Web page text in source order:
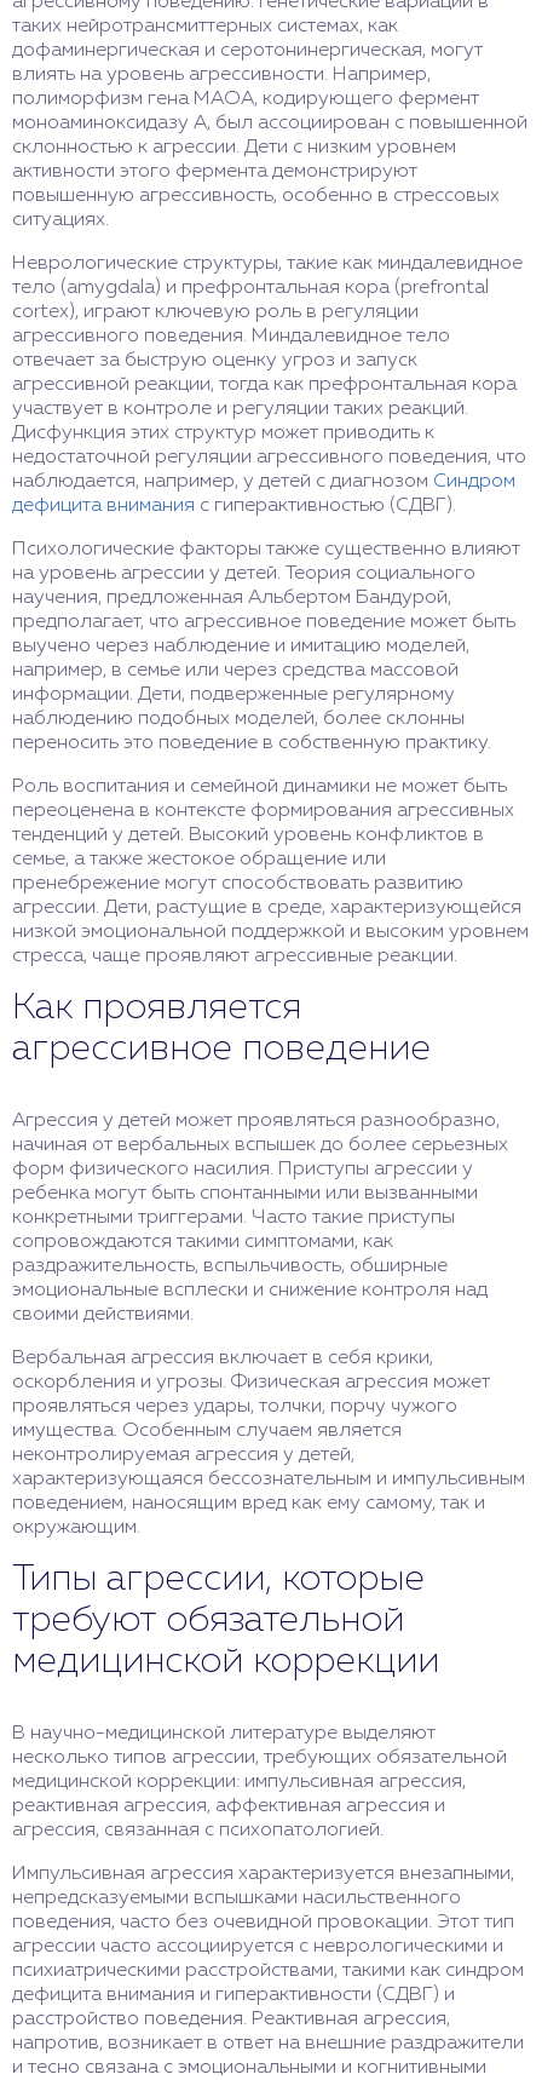
таких нейротрансмиттерных системах, как
дофаминергическая и серотонинергическая, могут
влиять на уровень агрессивности. Например,
полиморфизм гена MAOA, кодирующего фермент
моноаминоксидазу А, был ассоциирован с повышенной
склонностью к агрессии. Дети с низким уровнем
активности этого фермента демонстрируют
повышенную агрессивность, особенно в стрессовых
ситуациях.
Неврологические структуры, такие как миндалевидное
тело (amygdala) и префронтальная кора (prefrontal
cortex), играют ключевую роль в регуляции
агрессивного поведения. Миндалевидное тело
отвечает за быструю оценку угроз и запуск
агрессивной реакции, тогда как префронтальная кора
участвует в контроле и регуляции таких реакций.
Дисфункция этих структур может приводить к
недостаточной регуляции агрессивного поведения, что
наблюдается, например, у детей с диагнозом Синдром
дефицита внимания с гиперактивностью (СДВГ).
Психологические факторы также существенно влияют
на уровень агрессии у детей. Теория социального
научения, предложенная Альбертом Бандурой,
предполагает, что агрессивное поведение может быть
выучено через наблюдение и имитацию моделей,
например, в семье или через средства массовой
информации. Дети, подверженные регулярному
наблюдению подобных моделей, более склонны
переносить это поведение в собственную практику.
Роль воспитания и семейной динамики не может быть
переоценена в контексте формирования агрессивных
тенденций у детей. Высокий уровень конфликтов в
семье, а также жестокое обращение или
пренебрежение могут способствовать развитию
агрессии. Дети, растущие в среде, характеризующейся
низкой эмоциональной поддержкой и высоким уровнем
стресса, чаще проявляют агрессивные реакции.
Как проявляется
агрессивное поведение
Агрессия у детей может проявляться разнообразно,
начиная от вербальных вспышек до более серьезных
форм физического насилия. Приступы агрессии у
ребенка могут быть спонтанными или вызванными
конкретными триггерами. Часто такие приступы
сопровождаются такими симптомами, как
раздражительность, вспыльчивость, обширные
эмоциональные всплески и снижение контроля над
своими действиями.
Вербальная агрессия включает в себя крики,
оскорбления и угрозы. Физическая агрессия может
проявляться через удары, толчки, порчу чужого
имущества. Особенным случаем является
неконтролируемая агрессия у детей,
характеризующаяся бессознательным и импульсивным
поведением, наносящим вред как ему самому, так и
окружающим.
Типы агрессии, которые
требуют обязательной
медицинской коррекции
В научно-медицинской литературе выделяют
несколько типов агрессии, требующих обязательной
медицинской коррекции: импульсивная агрессия,
реактивная агрессия, аффективная агрессия и
агрессия, связанная с психопатологией.
Импульсивная агрессия характеризуется внезапными,
непредсказуемыми вспышками насильственного
поведения, часто без очевидной провокации. Этот тип
агрессии часто ассоциируется с неврологическими и
психиатрическими расстройствами, такими как синдром
дефицита внимания и гиперактивности (СДВГ) и
расстройство поведения. Реактивная агрессия,
напротив, возникает в ответ на внешние раздражители
и тесно связана с эмоциональными и когнитивными